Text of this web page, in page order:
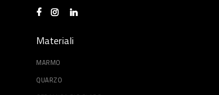
Materiali
MARMO
QUARZO